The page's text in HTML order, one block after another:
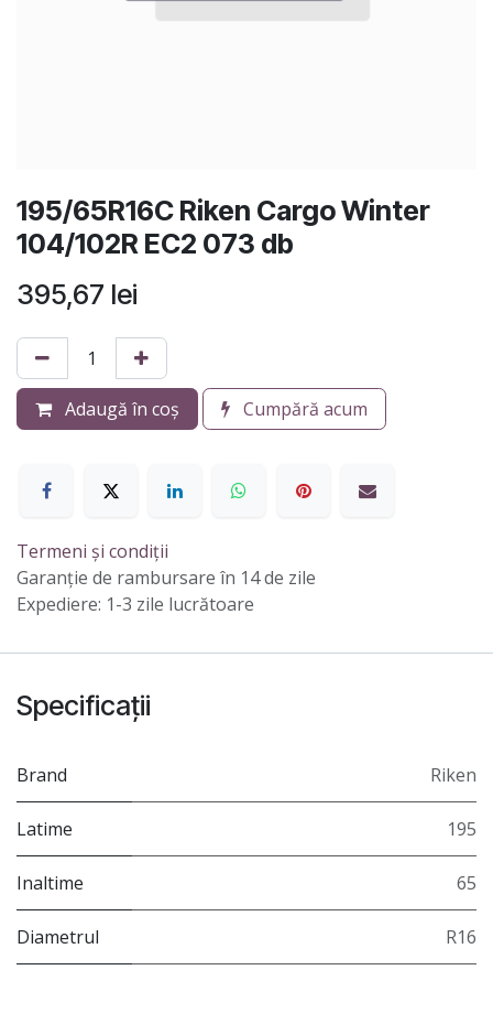
195/65R16C Riken Cargo Winter
104/102R EC2 073 db
395,67 lei
Adaugă în coș Cumpără acum
Termeni și condiții
Garanție de rambursare în 14 de zile
Expediere: 1-3 zile lucrătoare
Specificații
Brand Riken
Latime 195
Inaltime 65
Diametrul R16